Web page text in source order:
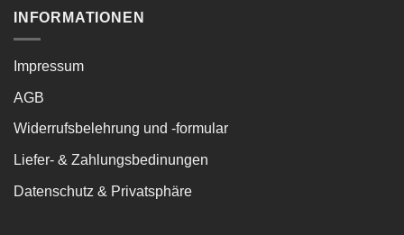
INFORMATIONEN
Impressum
AGB
Widerrufsbelehrung und -formular
Liefer- & Zahlungsbedinungen
Datenschutz & Privatsphäre